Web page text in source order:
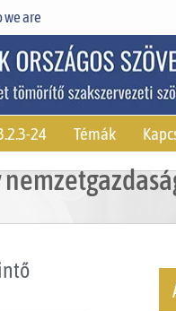
we are
24 Témák